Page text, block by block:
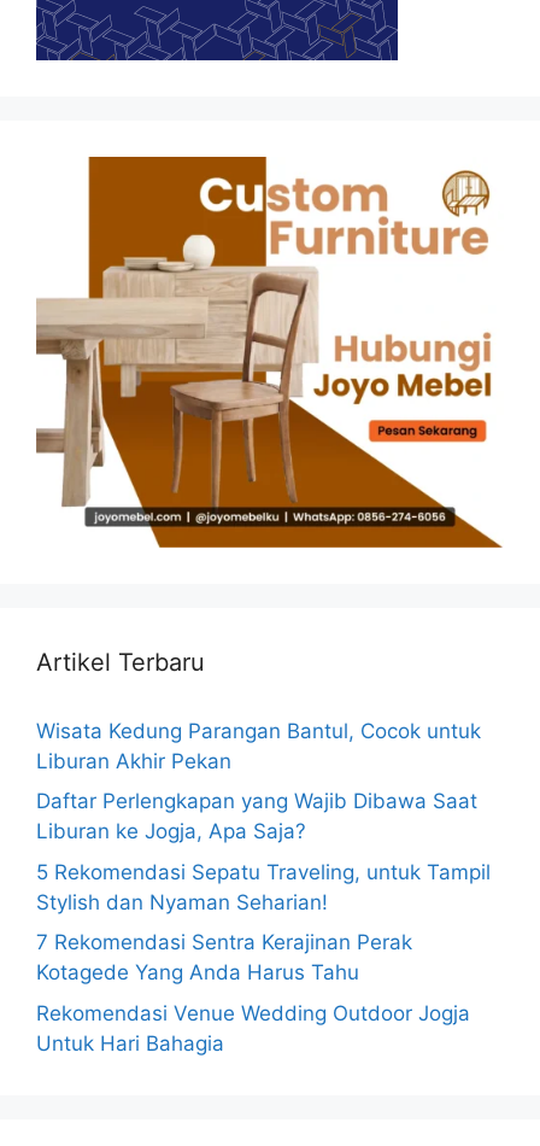
Artikel Terbaru
Wisata Kedung Parangan Bantul, Cocok untuk
Liburan Akhir Pekan
Daftar Perlengkapan yang Wajib Dibawa Saat
Liburan ke Jogja, Apa Saja?
5 Rekomendasi Sepatu Traveling, untuk Tampil
Stylish dan Nyaman Seharian!
7 Rekomendasi Sentra Kerajinan Perak
Kotagede Yang Anda Harus Tahu
Rekomendasi Venue Wedding Outdoor Jogja
Untuk Hari Bahagia